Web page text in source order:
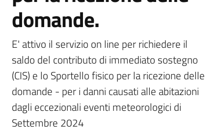
Servizi
online
Tutti
gli
argomenti...
domande.
E' attivo il servizio on line per richiedere il
saldo del contributo di immediato sostegno
(CIS) e lo Sportello fisico per la ricezione delle
domande - per i danni causati alle abitazioni
dagli eccezionali eventi meteorologici di
Settembre 2024